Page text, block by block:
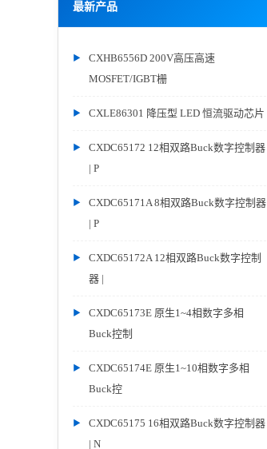
最新产品
CXHB6556D 200V高压高速
MOSFET/IGBT栅
CXLE86301 降压型 LED 恒流驱动芯片
CXDC65172 12相双路Buck数字控制器
| P
CXDC65171A 8相双路Buck数字控制器
| P
CXDC65172A 12相双路Buck数字控制
器 |
CXDC65173E 原生1~4相数字多相
Buck控制
CXDC65174E 原生1~10相数字多相
Buck控
CXDC65175 16相双路Buck数字控制器
| N